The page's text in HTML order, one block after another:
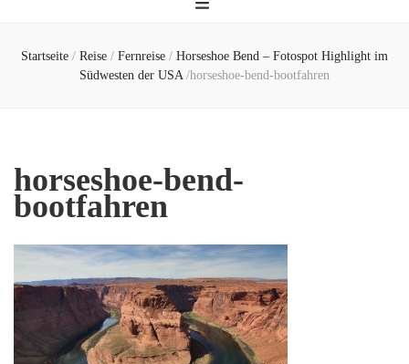
Startseite / Reise / Fernreise / Horseshoe Bend – Fotospot Highlight im
Südwesten der USA /horseshoe-bend-bootfahren
horseshoe-bend-
bootfahren